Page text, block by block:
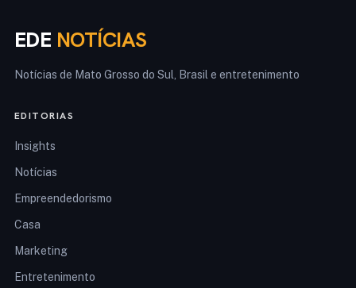
EDE NOTÍCIAS
Notícias de Mato Grosso do Sul, Brasil e entretenimento
EDITORIAS
Insights
Notícias
Empreendedorismo
Casa
Marketing
Entretenimento